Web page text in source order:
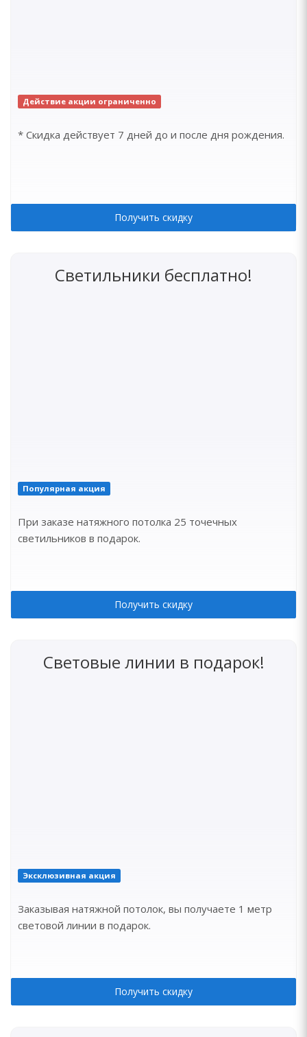
Действие акции ограниченно
* Скидка действует 7 дней до и после дня рождения.
Получить скидку
Светильники бесплатно!
Популярная акция
При заказе натяжного потолка 25 точечных
светильников в подарок.
Получить скидку
Световые линии в подарок!
Эксклюзивная акция
Заказывая натяжной потолок, вы получаете 1 метр
световой линии в подарок.
Получить скидку